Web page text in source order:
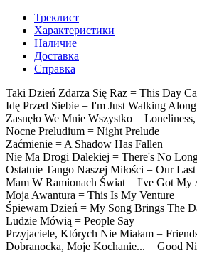
Треклист
Характеристики
Наличие
Доставка
Справка
Taki Dzień Zdarza Się Raz = This Day
Idę Przed Siebie = I'm Just Walking Along
Zasnęło We Mnie Wszystko =
Nocne Preludium = Night Prelude
Zaćmienie = A Shadow Has Fallen
Nie Ma Drogi Dalekiej = There's No
Ostatnie Tango Naszej Miłości = Our
Mam W Ramionach Świat = I've Got My
Moja Awantura = This Is My Venture
Śpiewam Dzień = My Song Brings The
Ludzie Mówią = People Say
Przyjaciele, Których Nie Miałam =
Dobranocka, Moje Kochanie... = Good